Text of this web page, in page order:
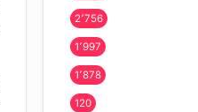
2٬756
1٬997
1٬878
120